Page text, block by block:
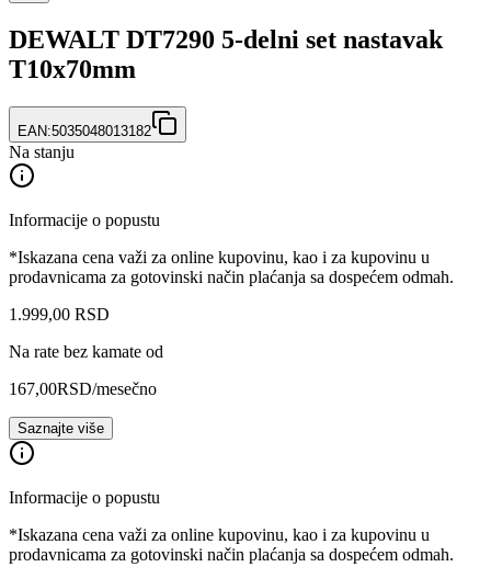
DEWALT DT7290 5-delni set nastavak
T10x70mm
EAN:5035048013182
Na stanju
Informacije o popustu
*Iskazana cena važi za online kupovinu, kao i za kupovinu u
prodavnicama za gotovinski način plaćanja sa dospećem odmah.
1.999,00 RSD
Na rate bez kamate od
167,00RSD/mesečno
Saznajte više
Informacije o popustu
*Iskazana cena važi za online kupovinu, kao i za kupovinu u
prodavnicama za gotovinski način plaćanja sa dospećem odmah.